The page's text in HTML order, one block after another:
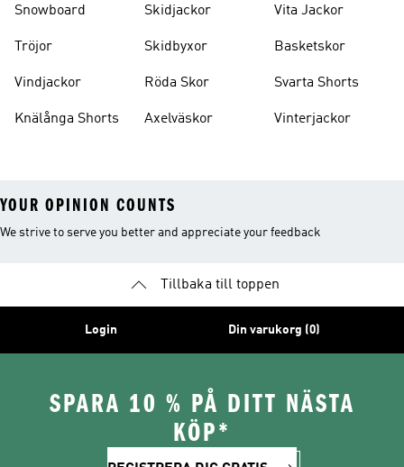
Snowboard
Tröjor
Vindjackor
Knälånga Shorts
Skidjackor
Skidbyxor
Röda Skor
Axelväskor
Vita Jackor
Basketskor
Svarta Shorts
Vinterjackor
YOUR OPINION COUNTS
We strive to serve you better and appreciate your feedback
Tillbaka till toppen
Login Din varukorg (0)
SPARA 10 % PÅ DITT NÄSTA
KÖP*